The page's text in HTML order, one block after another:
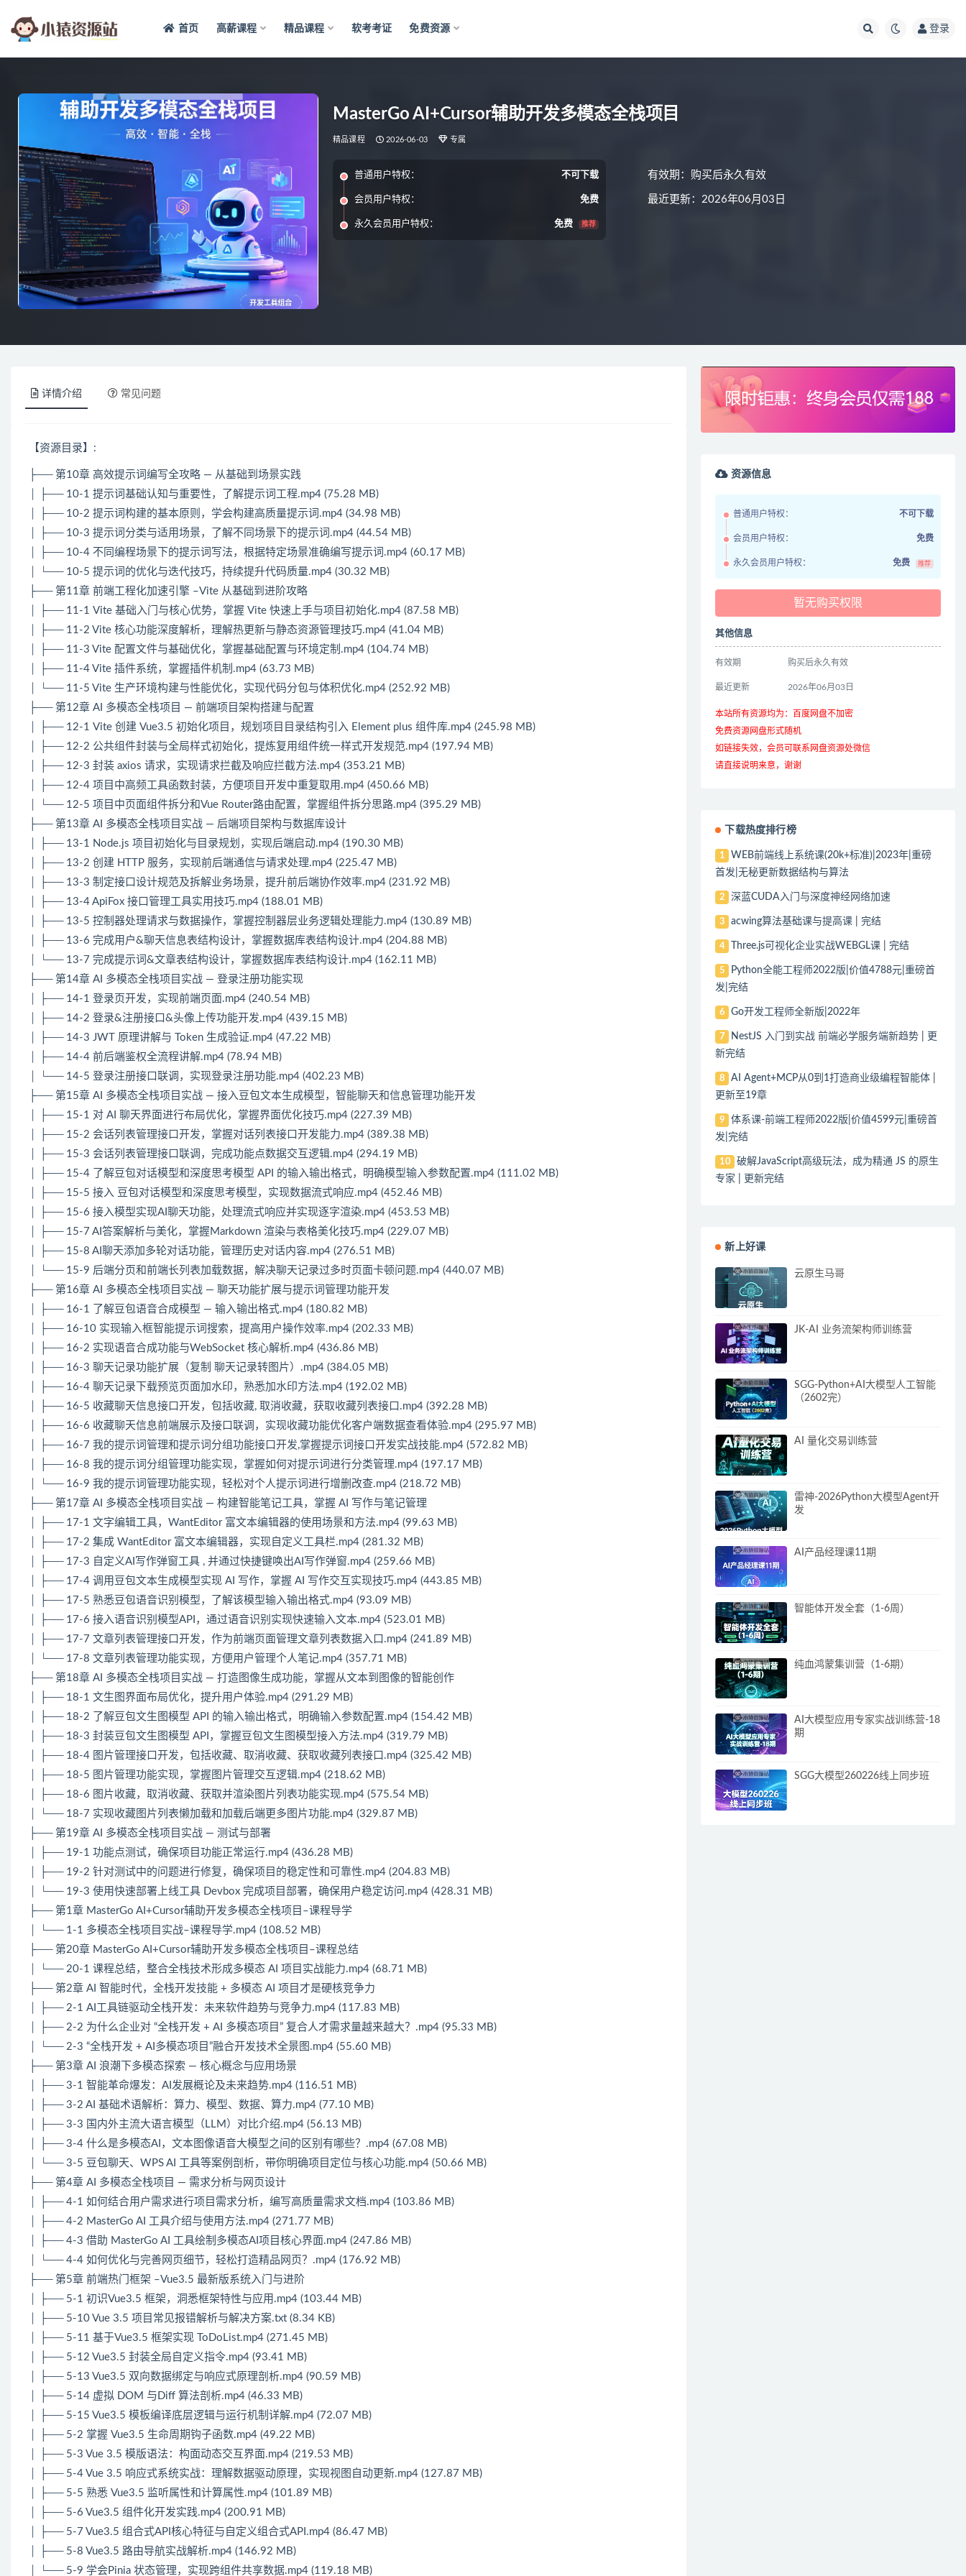
首页 高薪课程 精品课程 软考考证 免费资源 登录
MasterGo AI+Cursor辅助开发多模态全栈项目
精品课程 2026-06-03 专属
普通用户特权： 不可下载
会员用户特权： 免费
永久会员用户特权： 免费 推荐
有效期：购买后永久有效
最近更新：2026年06月03日
详情介绍 常见问题
【资源目录】:
├── 第10章 高效提示词编写全攻略 — 从基础到场景实践
│ ├── 10-1 提示词基础认知与重要性，了解提示词工程.mp4 (75.28 MB)
│ ├── 10-2 提示词构建的基本原则，学会构建高质量提示词.mp4 (34.98 MB)
│ ├── 10-3 提示词分类与适用场景，了解不同场景下的提示词.mp4 (44.54 MB)
│ ├── 10-4 不同编程场景下的提示词写法，根据特定场景准确编写提示词.mp4 (60.17 MB)
│ └── 10-5 提示词的优化与迭代技巧，持续提升代码质量.mp4 (30.32 MB)
├── 第11章 前端工程化加速引擎 –Vite 从基础到进阶攻略
│ ├── 11-1 Vite 基础入门与核心优势，掌握 Vite 快速上手与项目初始化.mp4 (87.58 MB)
│ ├── 11-2 Vite 核心功能深度解析，理解热更新与静态资源管理技巧.mp4 (41.04 MB)
│ ├── 11-3 Vite 配置文件与基础优化，掌握基础配置与环境定制.mp4 (104.74 MB)
│ ├── 11-4 Vite 插件系统，掌握插件机制.mp4 (63.73 MB)
│ └── 11-5 Vite 生产环境构建与性能优化，实现代码分包与体积优化.mp4 (252.92 MB)
├── 第12章 AI 多模态全栈项目 — 前端项目架构搭建与配置
│ ├── 12-1 Vite 创建 Vue3.5 初始化项目，规划项目目录结构引入 Element plus 组件库.mp4 (245.98 MB)
│ ├── 12-2 公共组件封装与全局样式初始化，提炼复用组件统一样式开发规范.mp4 (197.94 MB)
│ ├── 12-3 封装 axios 请求，实现请求拦截及响应拦截方法.mp4 (353.21 MB)
│ ├── 12-4 项目中高频工具函数封装，方便项目开发中重复取用.mp4 (450.66 MB)
│ └── 12-5 项目中页面组件拆分和Vue Router路由配置，掌握组件拆分思路.mp4 (395.29 MB)
├── 第13章 AI 多模态全栈项目实战 — 后端项目架构与数据库设计
│ ├── 13-1 Node.js 项目初始化与目录规划，实现后端启动.mp4 (190.30 MB)
│ ├── 13-2 创建 HTTP 服务，实现前后端通信与请求处理.mp4 (225.47 MB)
│ ├── 13-3 制定接口设计规范及拆解业务场景，提升前后端协作效率.mp4 (231.92 MB)
│ ├── 13-4 ApiFox 接口管理工具实用技巧.mp4 (188.01 MB)
│ ├── 13-5 控制器处理请求与数据操作，掌握控制器层业务逻辑处理能力.mp4 (130.89 MB)
│ ├── 13-6 完成用户&聊天信息表结构设计，掌握数据库表结构设计.mp4 (204.88 MB)
│ └── 13-7 完成提示词&文章表结构设计，掌握数据库表结构设计.mp4 (162.11 MB)
├── 第14章 AI 多模态全栈项目实战 — 登录注册功能实现
│ ├── 14-1 登录页开发，实现前端页面.mp4 (240.54 MB)
│ ├── 14-2 登录&注册接口&头像上传功能开发.mp4 (439.15 MB)
│ ├── 14-3 JWT 原理讲解与 Token 生成验证.mp4 (47.22 MB)
│ ├── 14-4 前后端鉴权全流程讲解.mp4 (78.94 MB)
│ └── 14-5 登录注册接口联调，实现登录注册功能.mp4 (402.23 MB)
├── 第15章 AI 多模态全栈项目实战 — 接入豆包文本生成模型，智能聊天和信息管理功能开发
│ ├── 15-1 对 AI 聊天界面进行布局优化，掌握界面优化技巧.mp4 (227.39 MB)
│ ├── 15-2 会话列表管理接口开发，掌握对话列表接口开发能力.mp4 (389.38 MB)
│ ├── 15-3 会话列表管理接口联调，完成功能点数据交互逻辑.mp4 (294.19 MB)
│ ├── 15-4 了解豆包对话模型和深度思考模型 API 的输入输出格式，明确模型输入参数配置.mp4 (111.02 MB)
│ ├── 15-5 接入 豆包对话模型和深度思考模型，实现数据流式响应.mp4 (452.46 MB)
│ ├── 15-6 接入模型实现AI聊天功能，处理流式响应并实现逐字渲染.mp4 (453.53 MB)
│ ├── 15-7 AI答案解析与美化，掌握Markdown 渲染与表格美化技巧.mp4 (229.07 MB)
│ ├── 15-8 AI聊天添加多轮对话功能，管理历史对话内容.mp4 (276.51 MB)
│ └── 15-9 后端分页和前端长列表加载数据，解决聊天记录过多时页面卡顿问题.mp4 (440.07 MB)
├── 第16章 AI 多模态全栈项目实战 — 聊天功能扩展与提示词管理功能开发
│ ├── 16-1 了解豆包语音合成模型 — 输入输出格式.mp4 (180.82 MB)
│ ├── 16-10 实现输入框智能提示词搜索，提高用户操作效率.mp4 (202.33 MB)
│ ├── 16-2 实现语音合成功能与WebSocket 核心解析.mp4 (436.86 MB)
│ ├── 16-3 聊天记录功能扩展（复制 聊天记录转图片）.mp4 (384.05 MB)
│ ├── 16-4 聊天记录下载预览页面加水印，熟悉加水印方法.mp4 (192.02 MB)
│ ├── 16-5 收藏聊天信息接口开发，包括收藏, 取消收藏，获取收藏列表接口.mp4 (392.28 MB)
│ ├── 16-6 收藏聊天信息前端展示及接口联调，实现收藏功能优化客户端数据查看体验.mp4 (295.97 MB)
│ ├── 16-7 我的提示词管理和提示词分组功能接口开发,掌握提示词接口开发实战技能.mp4 (572.82 MB)
│ ├── 16-8 我的提示词分组管理功能实现，掌握如何对提示词进行分类管理.mp4 (197.17 MB)
│ └── 16-9 我的提示词管理功能实现，轻松对个人提示词进行增删改查.mp4 (218.72 MB)
├── 第17章 AI 多模态全栈项目实战 — 构建智能笔记工具，掌握 AI 写作与笔记管理
│ ├── 17-1 文字编辑工具，WantEditor 富文本编辑器的使用场景和方法.mp4 (99.63 MB)
│ ├── 17-2 集成 WantEditor 富文本编辑器，实现自定义工具栏.mp4 (281.32 MB)
│ ├── 17-3 自定义AI写作弹窗工具 , 并通过快捷键唤出AI写作弹窗.mp4 (259.66 MB)
│ ├── 17-4 调用豆包文本生成模型实现 AI 写作，掌握 AI 写作交互实现技巧.mp4 (443.85 MB)
│ ├── 17-5 熟悉豆包语音识别模型，了解该模型输入输出格式.mp4 (93.09 MB)
│ ├── 17-6 接入语音识别模型API，通过语音识别实现快速输入文本.mp4 (523.01 MB)
│ ├── 17-7 文章列表管理接口开发，作为前端页面管理文章列表数据入口.mp4 (241.89 MB)
│ └── 17-8 文章列表管理功能实现，方便用户管理个人笔记.mp4 (357.71 MB)
├── 第18章 AI 多模态全栈项目实战 — 打造图像生成功能，掌握从文本到图像的智能创作
│ ├── 18-1 文生图界面布局优化，提升用户体验.mp4 (291.29 MB)
│ ├── 18-2 了解豆包文生图模型 API 的输入输出格式，明确输入参数配置.mp4 (154.42 MB)
│ ├── 18-3 封装豆包文生图模型 API，掌握豆包文生图模型接入方法.mp4 (319.79 MB)
│ ├── 18-4 图片管理接口开发，包括收藏、取消收藏、获取收藏列表接口.mp4 (325.42 MB)
│ ├── 18-5 图片管理功能实现，掌握图片管理交互逻辑.mp4 (218.62 MB)
│ ├── 18-6 图片收藏，取消收藏、获取并渲染图片列表功能实现.mp4 (575.54 MB)
│ └── 18-7 实现收藏图片列表懒加载和加载后端更多图片功能.mp4 (329.87 MB)
├── 第19章 AI 多模态全栈项目实战 — 测试与部署
│ ├── 19-1 功能点测试，确保项目功能正常运行.mp4 (436.28 MB)
│ ├── 19-2 针对测试中的问题进行修复，确保项目的稳定性和可靠性.mp4 (204.83 MB)
│ └── 19-3 使用快速部署上线工具 Devbox 完成项目部署，确保用户稳定访问.mp4 (428.31 MB)
├── 第1章 MasterGo AI+Cursor辅助开发多模态全栈项目–课程导学
│ └── 1-1 多模态全栈项目实战–课程导学.mp4 (108.52 MB)
├── 第20章 MasterGo AI+Cursor辅助开发多模态全栈项目–课程总结
│ └── 20-1 课程总结，整合全栈技术形成多模态 AI 项目实战能力.mp4 (68.71 MB)
├── 第2章 AI 智能时代，全栈开发技能 + 多模态 AI 项目才是硬核竞争力
│ ├── 2-1 AI工具链驱动全栈开发：未来软件趋势与竞争力.mp4 (117.83 MB)
│ ├── 2-2 为什么企业对 “全栈开发 + AI 多模态项目” 复合人才需求量越来越大？.mp4 (95.33 MB)
│ └── 2-3 “全栈开发 + AI多模态项目”融合开发技术全景图.mp4 (55.60 MB)
├── 第3章 AI 浪潮下多模态探索 — 核心概念与应用场景
│ ├── 3-1 智能革命爆发：AI发展概论及未来趋势.mp4 (116.51 MB)
│ ├── 3-2 AI 基础术语解析：算力、模型、数据、算力.mp4 (77.10 MB)
│ ├── 3-3 国内外主流大语言模型（LLM）对比介绍.mp4 (56.13 MB)
│ ├── 3-4 什么是多模态AI，文本图像语音大模型之间的区别有哪些？.mp4 (67.08 MB)
│ └── 3-5 豆包聊天、WPS AI 工具等案例剖析，带你明确项目定位与核心功能.mp4 (50.66 MB)
├── 第4章 AI 多模态全栈项目 — 需求分析与网页设计
│ ├── 4-1 如何结合用户需求进行项目需求分析，编写高质量需求文档.mp4 (103.86 MB)
│ ├── 4-2 MasterGo AI 工具介绍与使用方法.mp4 (271.77 MB)
│ ├── 4-3 借助 MasterGo AI 工具绘制多模态AI项目核心界面.mp4 (247.86 MB)
│ └── 4-4 如何优化与完善网页细节，轻松打造精品网页？.mp4 (176.92 MB)
├── 第5章 前端热门框架 –Vue3.5 最新版系统入门与进阶
│ ├── 5-1 初识Vue3.5 框架，洞悉框架特性与应用.mp4 (103.44 MB)
│ ├── 5-10 Vue 3.5 项目常见报错解析与解决方案.txt (8.34 KB)
│ ├── 5-11 基于Vue3.5 框架实现 ToDoList.mp4 (271.45 MB)
│ ├── 5-12 Vue3.5 封装全局自定义指令.mp4 (93.41 MB)
│ ├── 5-13 Vue3.5 双向数据绑定与响应式原理剖析.mp4 (90.59 MB)
│ ├── 5-14 虚拟 DOM 与Diff 算法剖析.mp4 (46.33 MB)
│ ├── 5-15 Vue3.5 模板编译底层逻辑与运行机制详解.mp4 (72.07 MB)
│ ├── 5-2 掌握 Vue3.5 生命周期钩子函数.mp4 (49.22 MB)
│ ├── 5-3 Vue 3.5 模版语法：构面动态交互界面.mp4 (219.53 MB)
│ ├── 5-4 Vue 3.5 响应式系统实战：理解数据驱动原理，实现视图自动更新.mp4 (127.87 MB)
│ ├── 5-5 熟悉 Vue3.5 监听属性和计算属性.mp4 (101.89 MB)
│ ├── 5-6 Vue3.5 组件化开发实践.mp4 (200.91 MB)
│ ├── 5-7 Vue3.5 组合式API核心特征与自定义组合式API.mp4 (86.47 MB)
│ ├── 5-8 Vue3.5 路由导航实战解析.mp4 (146.92 MB)
│ └── 5-9 学会Pinia 状态管理，实现跨组件共享数据.mp4 (119.18 MB)
资源信息
普通用户特权： 不可下载
会员用户特权： 免费
永久会员用户特权： 免费 推荐
暂无购买权限
其他信息
有效期 购买后永久有效
最近更新 2026年06月03日
本站所有资源均为：百度网盘不加密
免费资源网盘形式随机
如链接失效，会员可联系网盘资源处微信
请直接说明来意，谢谢
下载热度排行榜
1
WEB前端线上系统课(20k+标准)|2023年|重磅
首发|无秘更新数据结构与算法
2 深蓝CUDA入门与深度神经网络加速
3 acwing算法基础课与提高课 | 完结
4 Three.js可视化企业实战WEBGL课 | 完结
5
Python全能工程师2022版|价值4788元|重磅首
发|完结
6 Go开发工程师全新版|2022年
7
NestJS 入门到实战 前端必学服务端新趋势 | 更
新完结
8
AI Agent+MCP从0到1打造商业级编程智能体 |
更新至19章
9
体系课-前端工程师2022版|价值4599元|重磅首
发|完结
10
破解JavaScript高级玩法，成为精通 JS 的原生
专家 | 更新完结
新上好课
云原生马哥
JK-AI 业务流架构师训练营
SGG-Python+AI大模型人工智能
（2602完）
AI 量化交易训练营
雷神-2026Python大模型Agent开
发
AI产品经理课11期
智能体开发全套（1-6周）
纯血鸿蒙集训营（1-6期）
AI大模型应用专家实战训练营-18
期
SGG大模型260226线上同步班